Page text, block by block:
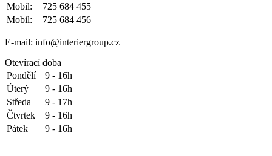
Mobil:
725 684 455
Mobil:
725 684 456
E-mail: info@interiergroup.cz
Otevírací doba
Pondělí
9 - 16h
Úterý
9 - 16h
Středa
9 - 17h
Čtvrtek
9 - 16h
Pátek
9 - 16h